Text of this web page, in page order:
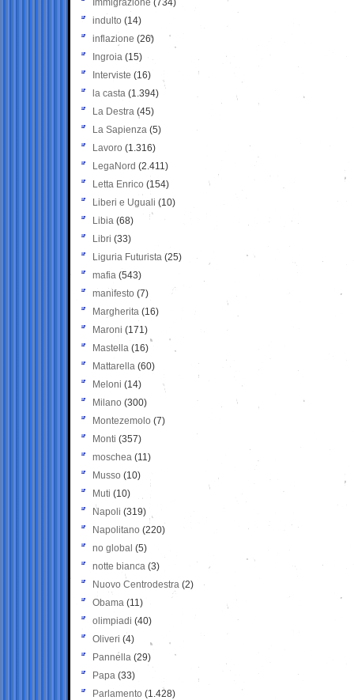
Immigrazione (734)
indulto (14)
inflazione (26)
Ingroia (15)
Interviste (16)
la casta (1.394)
La Destra (45)
La Sapienza (5)
Lavoro (1.316)
LegaNord (2.411)
Letta Enrico (154)
Liberi e Uguali (10)
Libia (68)
Libri (33)
Liguria Futurista (25)
mafia (543)
manifesto (7)
Margherita (16)
Maroni (171)
Mastella (16)
Mattarella (60)
Meloni (14)
Milano (300)
Montezemolo (7)
Monti (357)
moschea (11)
Musso (10)
Muti (10)
Napoli (319)
Napolitano (220)
no global (5)
notte bianca (3)
Nuovo Centrodestra (2)
Obama (11)
olimpiadi (40)
Oliveri (4)
Pannella (29)
Papa (33)
Parlamento (1.428)